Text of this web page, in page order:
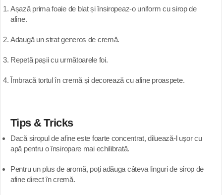
Așază prima foaie de blat și însiropeaz-o uniform cu sirop de
afine.
Adaugă un strat generos de cremă.
Repetă pașii cu următoarele foi.
Îmbracă tortul în cremă și decorează cu afine proaspete.
Tips & Tricks
Dacă siropul de afine este foarte concentrat, diluează-l ușor cu
apă pentru o însiropare mai echilibrată.
Pentru un plus de aromă, poți adăuga câteva linguri de sirop de
afine direct în cremă.